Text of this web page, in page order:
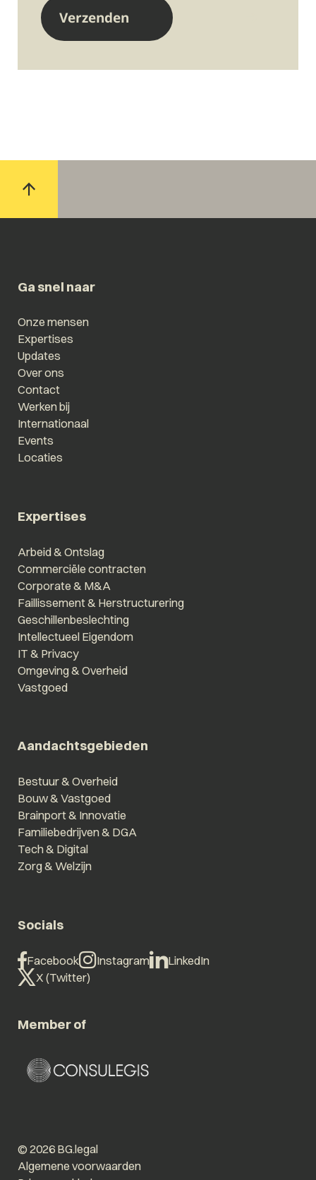
Ga snel naar
Onze mensen
Expertises
Updates
Over ons
Contact
Werken bij
Internationaal
Events
Locaties
Expertises
Arbeid & Ontslag
Commerciële contracten
Corporate & M&A
Faillissement & Herstructurering
Geschillenbeslechting
Intellectueel Eigendom
IT & Privacy
Omgeving & Overheid
Vastgoed
Aandachtsgebieden
Bestuur & Overheid
Bouw & Vastgoed
Brainport & Innovatie
Familiebedrijven & DGA
Tech & Digital
Zorg & Welzijn
Socials
Facebook Instagram
LinkedIn
X (Twitter)
Member of
© 2026 BG.legal
Algemene voorwaarden